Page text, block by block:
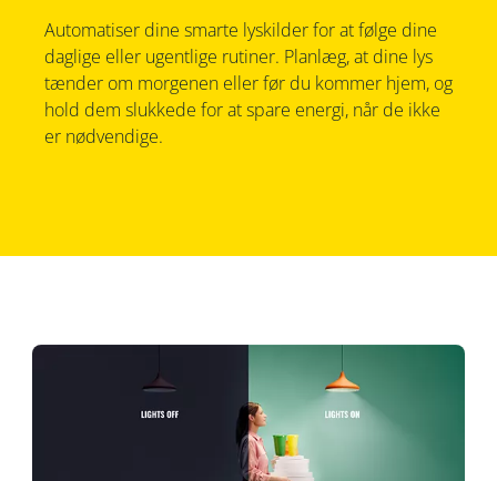
Automatiser dine smarte lyskilder for at følge dine
daglige eller ugentlige rutiner. Planlæg, at dine lys
tænder om morgenen eller før du kommer hjem, og
hold dem slukkede for at spare energi, når de ikke
er nødvendige.